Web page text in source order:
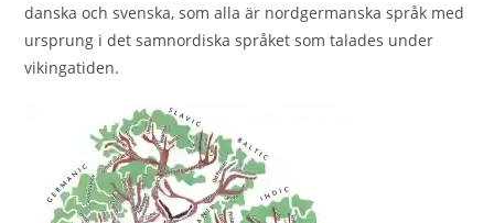
danska och svenska, som alla är nordgermanska språk med
ursprung i det samnordiska språket som talades under
vikingatiden.